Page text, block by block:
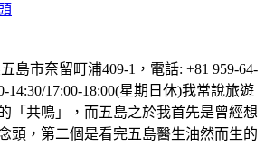
島市奈留町浦409-1，電話: +81 959-64-
14:30/17:00-18:00(星期日休)我常說旅遊
「共鳴」，而五島之於我首先是曾經想
頭，第二個是看完五島醫生油然而生的